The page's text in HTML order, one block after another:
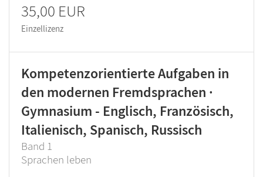
35,00 EUR
Einzellizenz
Kompetenzorientierte Aufgaben in
den modernen Fremdsprachen ·
Gymnasium - Englisch, Französisch,
Italienisch, Spanisch, Russisch
Band 1
Sprachen leben